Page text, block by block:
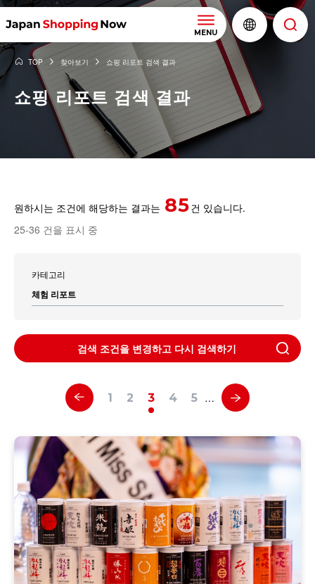
MENU
TOP 찾아보기 쇼핑 리포트 검색 결과
쇼핑 리포트 검색 결과
원하시는 조건에 해당하는 결과는 85건 있습니다.
25-36 건을 표시 중
카테고리
체험 리포트
검색 조건을 변경하고 다시 검색하기
1 2 3 4 5 …